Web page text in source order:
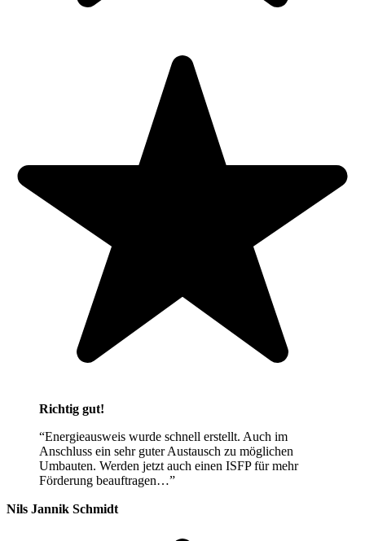
Richtig gut!
“Energieausweis wurde schnell erstellt. Auch im
Anschluss ein sehr guter Austausch zu möglichen
Umbauten. Werden jetzt auch einen ISFP für mehr
Förderung beauftragen…”
Nils Jannik Schmidt